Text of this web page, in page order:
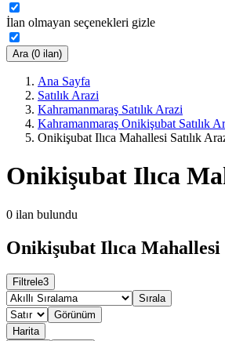
İlan olmayan seçenekleri gizle
Ara (0 ilan)
Ana Sayfa
Satılık Arazi
Kahramanmaraş Satılık Arazi
Kahramanmaraş Onikişubat Satılık
Onikişubat Ilıca Mahallesi Satılık
Onikişubat Ilıca
0 ilan bulundu
Onikişubat Ilıca Mahallesi
Filtrele3
Sırala
Görünüm
Harita